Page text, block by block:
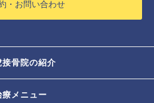
・お問い合わせ
接骨院の紹介
療メニュー